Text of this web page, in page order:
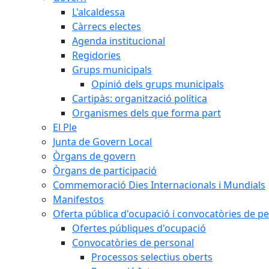
L'alcaldessa
Càrrecs electes
Agenda institucional
Regidories
Grups municipals
Opinió dels grups municipals
Cartipàs: organització política
Organismes dels que forma part
El Ple
Junta de Govern Local
Òrgans de govern
Òrgans de participació
Commemoració Dies Internacionals i Mundials
Manifestos
Oferta pública d'ocupació i convocatòries de
Ofertes públiques d'ocupació
Convocatòries de personal
Processos selectius oberts